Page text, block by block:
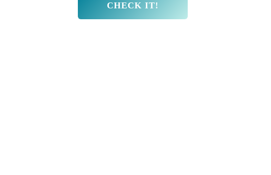
CHECK IT!